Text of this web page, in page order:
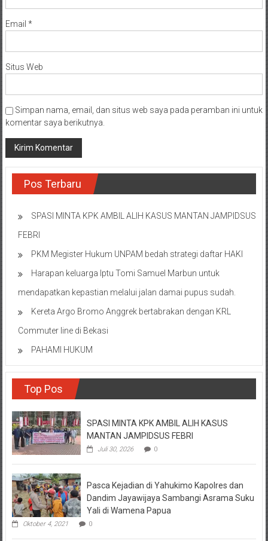
Email *
Situs Web
Simpan nama, email, dan situs web saya pada peramban ini untuk
komentar saya berikutnya.
Pos Terbaru
SPASI MINTA KPK AMBIL ALIH KASUS MANTAN JAMPIDSUS
FEBRI
PKM Megister Hukum UNPAM bedah strategi daftar HAKI
Harapan keluarga Iptu Tomi Samuel Marbun untuk
mendapatkan kepastian melalui jalan damai pupus sudah.
Kereta Argo Bromo Anggrek bertabrakan dengan KRL
Commuter line di Bekasi
PAHAMI HUKUM
Top Pos
SPASI MINTA KPK AMBIL ALIH KASUS
MANTAN JAMPIDSUS FEBRI
Juli 30, 2026 0
Pasca Kejadian di Yahukimo Kapolres dan
Dandim Jayawijaya Sambangi Asrama Suku
Yali di Wamena Papua
Oktober 4, 2021 0